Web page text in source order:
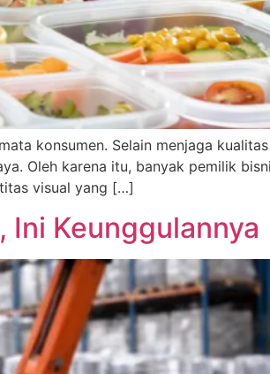
konsumen. Selain menjaga
Oleh karena itu, banyak pemilik
visual yang […]
Ini Keunggulannya